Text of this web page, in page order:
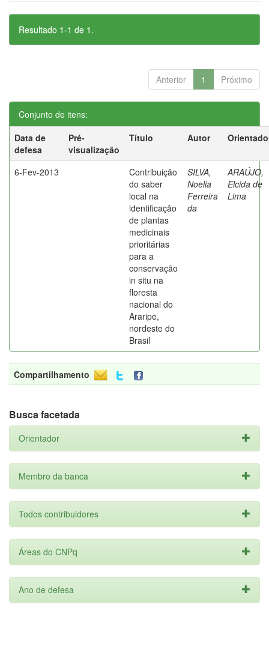
Resultado 1-1 de 1.
Anterior 1 Próximo
Conjunto de itens:
Data de
defesa
Pré-
visualização
Título Autor
6-Fev-2013
Contribuição
do saber
local na
identificação
de plantas
medicinais
prioritárias
para a
conservação
in situ na
floresta
nacional do
Araripe,
nordeste do
Brasil
SILVA,
Noelia
Ferreira
da
ARAÚJO,
Elcida de
Lima
Compartilhamento
Busca facetada
Orientador
Membro da banca
Todos contribuidores
Áreas do CNPq
Ano de defesa